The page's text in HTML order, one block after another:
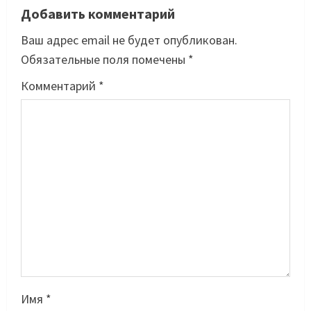
Добавить комментарий
Ваш адрес email не будет опубликован.
Обязательные поля помечены *
Комментарий *
Имя *